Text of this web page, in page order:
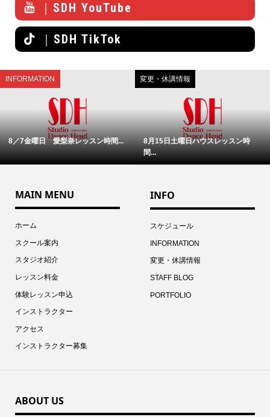
｜SDH YouTube
｜SDH TikTok
INFORMATION
8／7金曜日 愛梨奈レッスン時間...
変更・休講情報
8月15日土曜日ハウスレッスン時
間...
MAIN MENU
ホーム
スクール案内
スタジオ紹介
レッスン料金
体験レッスン申込
インストラクター
アクセス
インストラクター募集
INFO
スケジュール
INFORMATION
変更・休講情報
STAFF BLOG
PORTFOLIO
ABOUT US